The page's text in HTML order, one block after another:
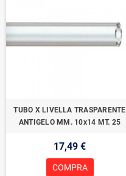
TUBO X LIVELLA TRASPARENTE
ANTIGELO MM. 10x14 MT. 25
17,49 €
COMPRA